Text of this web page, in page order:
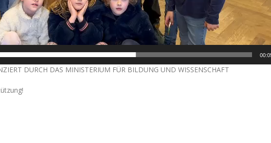
DURCH DAS MINISTERIUM FÜR BILDUNG UND WISSENSCHAFT